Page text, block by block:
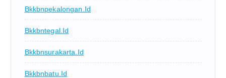
Bkkbnpekalongan.id
Bkkbntegal.id
Bkkbnsurakarta.id
Bkkbnbatu.id